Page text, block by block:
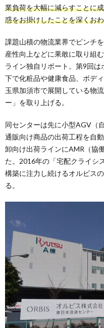
業負荷を大幅に減らすことに
惑をお掛けしたことを深くお
課題山積の物流業界でピンチ
産性向上などに果敢に取り組
ライン独自リポート。第9回
下で化粧品や健康食品、ボデ
玉県加須市で展開している物
ー」を取り上げる。
同センターは先に小型AGV（
通販向け商品の出荷工程を自
卸向け出荷ラインにAMR（協
た。2016年の「宅配クライシ
構築に注力し続けるオルビス
る。